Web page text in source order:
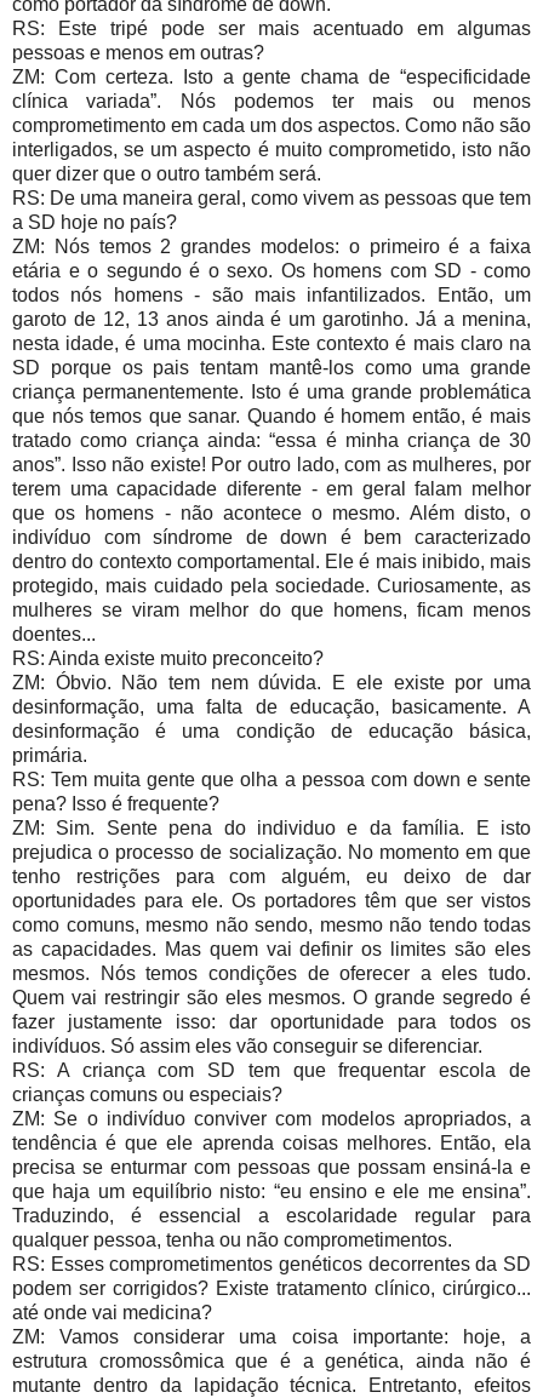
como portador da síndrome de down.
RS: Este tripé pode ser mais acentuado em algumas
pessoas e menos em outras?
ZM: Com certeza. Isto a gente chama de “especificidade
clínica variada”. Nós podemos ter mais ou menos
comprometimento em cada um dos aspectos. Como não são
interligados, se um aspecto é muito comprometido, isto não
quer dizer que o outro também será.
RS: De uma maneira geral, como vivem as pessoas que tem
a SD hoje no país?
ZM: Nós temos 2 grandes modelos: o primeiro é a faixa
etária e o segundo é o sexo. Os homens com SD - como
todos nós homens - são mais infantilizados. Então, um
garoto de 12, 13 anos ainda é um garotinho. Já a menina,
nesta idade, é uma mocinha. Este contexto é mais claro na
SD porque os pais tentam mantê-los como uma grande
criança permanentemente. Isto é uma grande problemática
que nós temos que sanar. Quando é homem então, é mais
tratado como criança ainda: “essa é minha criança de 30
anos”. Isso não existe! Por outro lado, com as mulheres, por
terem uma capacidade diferente - em geral falam melhor
que os homens - não acontece o mesmo. Além disto, o
indivíduo com síndrome de down é bem caracterizado
dentro do contexto comportamental. Ele é mais inibido, mais
protegido, mais cuidado pela sociedade. Curiosamente, as
mulheres se viram melhor do que homens, ficam menos
doentes...
RS: Ainda existe muito preconceito?
ZM: Óbvio. Não tem nem dúvida. E ele existe por uma
desinformação, uma falta de educação, basicamente. A
desinformação é uma condição de educação básica,
primária.
RS: Tem muita gente que olha a pessoa com down e sente
pena? Isso é frequente?
ZM: Sim. Sente pena do individuo e da família. E isto
prejudica o processo de socialização. No momento em que
tenho restrições para com alguém, eu deixo de dar
oportunidades para ele. Os portadores têm que ser vistos
como comuns, mesmo não sendo, mesmo não tendo todas
as capacidades. Mas quem vai definir os limites são eles
mesmos. Nós temos condições de oferecer a eles tudo.
Quem vai restringir são eles mesmos. O grande segredo é
fazer justamente isso: dar oportunidade para todos os
indivíduos. Só assim eles vão conseguir se diferenciar.
RS: A criança com SD tem que frequentar escola de
crianças comuns ou especiais?
ZM: Se o indivíduo conviver com modelos apropriados, a
tendência é que ele aprenda coisas melhores. Então, ela
precisa se enturmar com pessoas que possam ensiná-la e
que haja um equilíbrio nisto: “eu ensino e ele me ensina”.
Traduzindo, é essencial a escolaridade regular para
qualquer pessoa, tenha ou não comprometimentos.
RS: Esses comprometimentos genéticos decorrentes da SD
podem ser corrigidos? Existe tratamento clínico, cirúrgico...
até onde vai medicina?
ZM: Vamos considerar uma coisa importante: hoje, a
estrutura cromossômica que é a genética, ainda não é
mutante dentro da lapidação técnica. Entretanto, efeitos